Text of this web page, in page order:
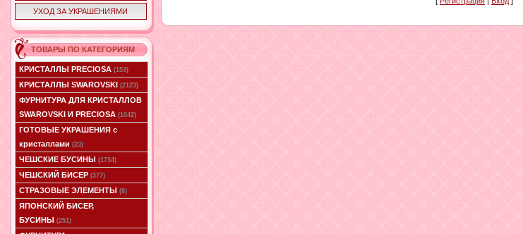
УХОД ЗА УКРАШЕНИЯМИ
ТОВАРЫ ПО КАТЕГОРИЯМ
КРИСТАЛЛЫ PRECIOSA (153)
КРИСТАЛЛЫ SWAROVSKI (2123)
ФУРНИТУРА ДЛЯ КРИСТАЛЛОВ
SWAROVSKI И PRECIOSA (1042)
ГОТОВЫЕ УКРАШЕНИЯ с
кристаллами (23)
ЧЕШСКИЕ БУСИНЫ (1734)
ЧЕШСКИЙ БИСЕР (377)
СТРАЗОВЫЕ ЭЛЕМЕНТЫ (8)
ЯПОНСКИЙ БИСЕР,
БУСИНЫ (251)